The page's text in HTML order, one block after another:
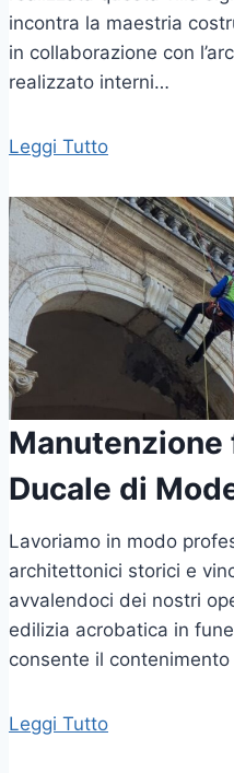
incontra la maestria
in collaborazione con
realizzato interni…
Leggi Tutto
Manutenzione
Ducale di
Lavoriamo in modo
architettonici storici e
avvalendoci dei nostri
edilizia acrobatica in
consente il
Leggi Tutto